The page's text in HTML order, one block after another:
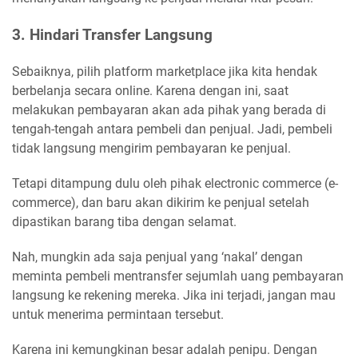
3. Hindari Transfer Langsung
Sebaiknya, pilih platform marketplace jika kita hendak
berbelanja secara online. Karena dengan ini, saat
melakukan pembayaran akan ada pihak yang berada di
tengah-tengah antara pembeli dan penjual. Jadi, pembeli
tidak langsung mengirim pembayaran ke penjual.
Tetapi ditampung dulu oleh pihak electronic commerce (e-
commerce), dan baru akan dikirim ke penjual setelah
dipastikan barang tiba dengan selamat.
Nah, mungkin ada saja penjual yang ‘nakal’ dengan
meminta pembeli mentransfer sejumlah uang pembayaran
langsung ke rekening mereka. Jika ini terjadi, jangan mau
untuk menerima permintaan tersebut.
Karena ini kemungkinan besar adalah penipu. Dengan